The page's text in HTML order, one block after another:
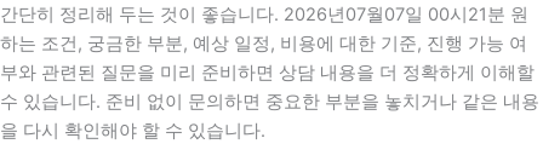
간단히 정리해 두는 것이 좋습니다. 2026년07월07일 00시21분 원
하는 조건, 궁금한 부분, 예상 일정, 비용에 대한 기준, 진행 가능 여
부와 관련된 질문을 미리 준비하면 상담 내용을 더 정확하게 이해할
수 있습니다. 준비 없이 문의하면 중요한 부분을 놓치거나 같은 내용
을 다시 확인해야 할 수 있습니다.